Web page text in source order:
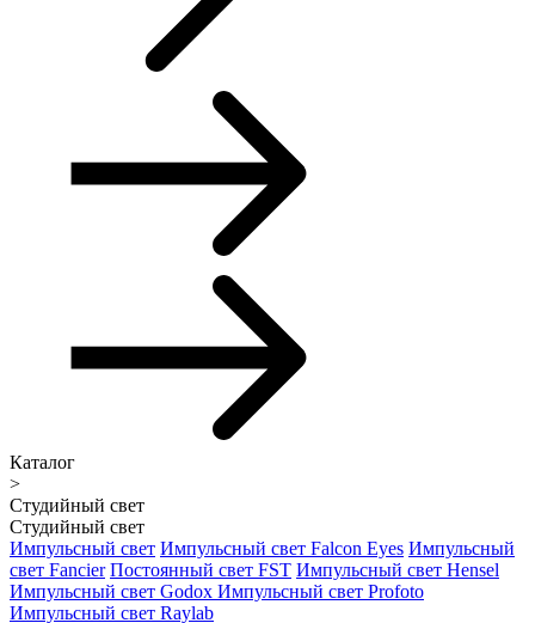
Каталог
>
Студийный свет
Студийный свет
Импульсный свет Импульсный свет Falcon Eyes Импульсный
свет Fancier Постоянный свет FST Импульсный свет Hensel
Импульсный свет Godox Импульсный свет Profoto
Импульсный свет Raylab